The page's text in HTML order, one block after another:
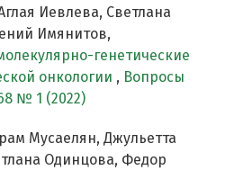
Иевлева, Светлана
Имянитов,
генетические
онкологии , Вопросы
№ 1 (2022)
Мусаелян, Джульетта
Одинцова, Федор